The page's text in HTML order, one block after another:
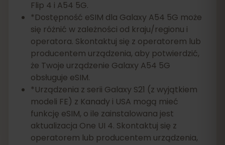
Flip 4 i A54 5G.
*Dostępność eSIM dla Galaxy A54 5G może
się różnić w zależności od kraju/regionu i
operatora. Skontaktuj się z operatorem lub
producentem urządzenia, aby potwierdzić,
że Twoje urządzenie Galaxy A54 5G
obsługuje eSIM.
*Urządzenia z serii Galaxy S21 (z wyjątkiem
modeli FE) z Kanady i USA mogą mieć
funkcję eSIM, o ile zainstalowana jest
aktualizacja One UI 4. Skontaktuj się z
operatorem lub producentem urządzenia,